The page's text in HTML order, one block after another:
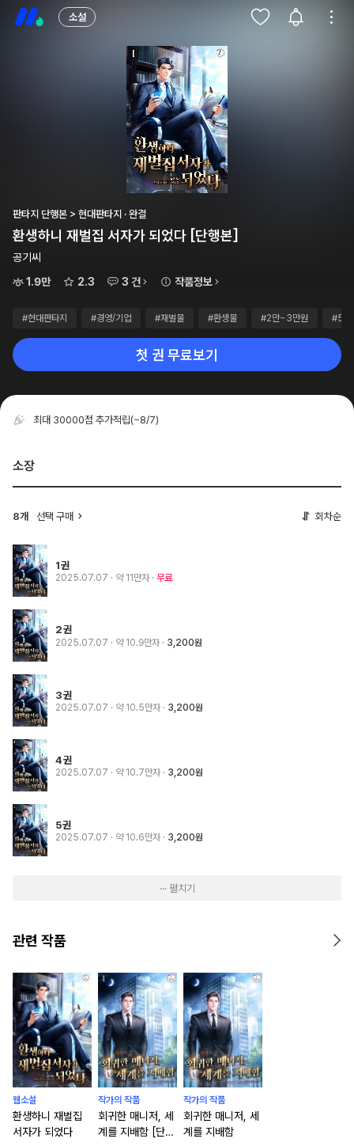
소설
판타지 단행본 > 현대판타지 · 완결
환생하니 재벌집 서자가 되었다 [단행본]
공기씨
1.9만
2.3 3 건 작품정보
#현대판타지 #경영/기업 #재벌물 #환생물 #2만~3만원 #5권
첫 권 무료보기
최대 30000점 추가적립(~8/7)
소장
8개 선택 구매 회차순
1권
2025.07.07 · 약 11만자 무료
2권
2025.07.07 · 약 10.9만자 3,200원
3권
2025.07.07 · 약 10.5만자 3,200원
4권
2025.07.07 · 약 10.7만자 3,200원
5권
2025.07.07 · 약 10.6만자 3,200원
··· 펼치기
관련 작품
웹소설
환생하니 재벌집
서자가 되었다
작가의 작품
회귀한 매니저, 세
계를 지배함 [단행
작가의 작품
회귀한 매니저, 세
계를 지배함